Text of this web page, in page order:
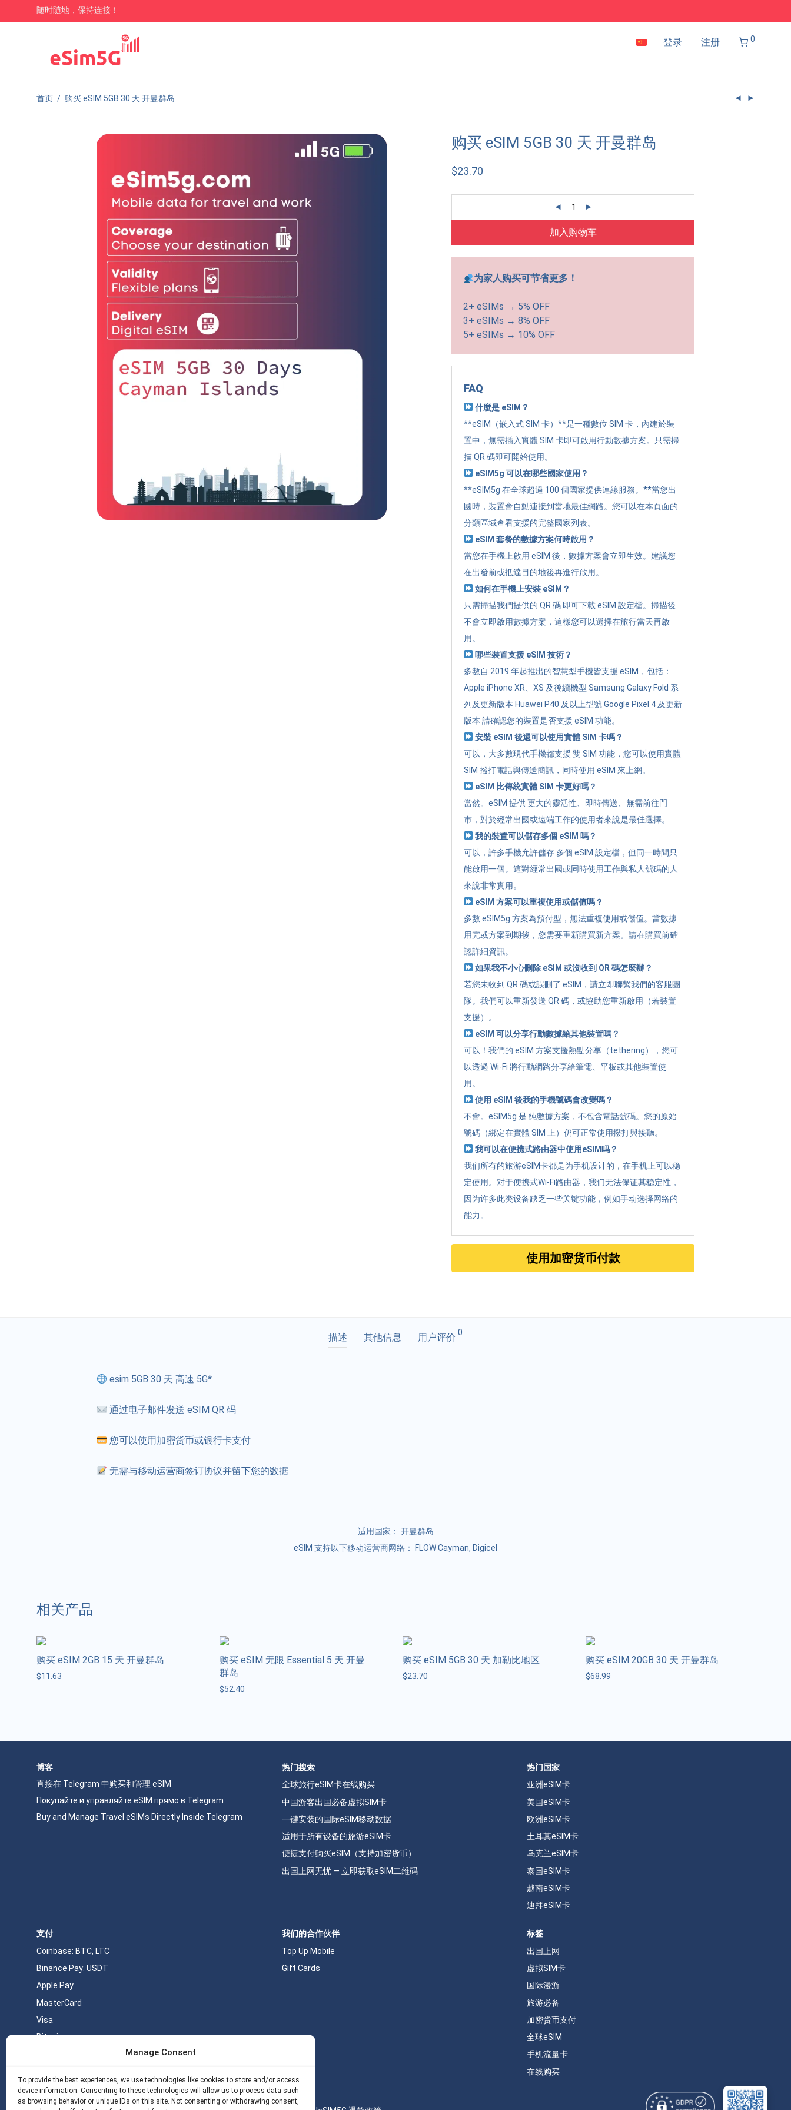
Manage Consent
To provide the best experiences, we use technologies like cookies to store and/or access
device information. Consenting to these technologies will allow us to process data such
as browsing behavior or unique IDs on this site. Not consenting or withdrawing consent,
随时随地，保持连接！
登录 注册 0
首页 / 购买 eSIM 5GB 30 天 开曼群岛
购买 eSIM 5GB 30 天 开曼群岛
$23.70
加入购物车
为家人购买可节省更多！
2+ eSIMs → 5% OFF
3+ eSIMs → 8% OFF
5+ eSIMs → 10% OFF
FAQ
什麼是 eSIM？
**eSIM（嵌入式 SIM 卡）**是一種數位 SIM 卡，內建於裝
置中，無需插入實體 SIM 卡即可啟用行動數據方案。只需掃
描 QR 碼即可開始使用。
eSIM5g 可以在哪些國家使用？
**eSIM5g 在全球超過 100 個國家提供連線服務。**當您出
國時，裝置會自動連接到當地最佳網路。您可以在本頁面的
分類區域查看支援的完整國家列表。
eSIM 套餐的數據方案何時啟用？
當您在手機上啟用 eSIM 後，數據方案會立即生效。建議您
在出發前或抵達目的地後再進行啟用。
如何在手機上安裝 eSIM？
只需掃描我們提供的 QR 碼 即可下載 eSIM 設定檔。掃描後
不會立即啟用數據方案，這樣您可以選擇在旅行當天再啟
用。
哪些裝置支援 eSIM 技術？
多數自 2019 年起推出的智慧型手機皆支援 eSIM，包括：
Apple iPhone XR、XS 及後續機型 Samsung Galaxy Fold 系
列及更新版本 Huawei P40 及以上型號 Google Pixel 4 及更新
版本 請確認您的裝置是否支援 eSIM 功能。
安裝 eSIM 後還可以使用實體 SIM 卡嗎？
可以，大多數現代手機都支援 雙 SIM 功能，您可以使用實體
SIM 撥打電話與傳送簡訊，同時使用 eSIM 來上網。
eSIM 比傳統實體 SIM 卡更好嗎？
當然。eSIM 提供 更大的靈活性、即時傳送、無需前往門
市，對於經常出國或遠端工作的使用者來說是最佳選擇。
我的裝置可以儲存多個 eSIM 嗎？
可以，許多手機允許儲存 多個 eSIM 設定檔，但同一時間只
能啟用一個。這對經常出國或同時使用工作與私人號碼的人
來說非常實用。
eSIM 方案可以重複使用或儲值嗎？
多數 eSIM5g 方案為預付型，無法重複使用或儲值。當數據
用完或方案到期後，您需要重新購買新方案。請在購買前確
認詳細資訊。
如果我不小心刪除 eSIM 或沒收到 QR 碼怎麼辦？
若您未收到 QR 碼或誤刪了 eSIM，請立即聯繫我們的客服團
隊。我們可以重新發送 QR 碼，或協助您重新啟用（若裝置
支援）。
eSIM 可以分享行動數據給其他裝置嗎？
可以！我們的 eSIM 方案支援熱點分享（tethering），您可
以透過 Wi-Fi 將行動網路分享給筆電、平板或其他裝置使
用。
使用 eSIM 後我的手機號碼會改變嗎？
不會。eSIM5g 是 純數據方案，不包含電話號碼。您的原始
號碼（綁定在實體 SIM 上）仍可正常使用撥打與接聽。
我可以在便携式路由器中使用eSIM吗？
我们所有的旅游eSIM卡都是为手机设计的，在手机上可以稳
定使用。对于便携式Wi-Fi路由器，我们无法保证其稳定性，
因为许多此类设备缺乏一些关键功能，例如手动选择网络的
能力。
使用加密货币付款
描述 其他信息 用户评价 0
esim 5GB 30 天 高速 5G*
通过电子邮件发送 eSIM QR 码
您可以使用加密货币或银行卡支付
无需与移动运营商签订协议并留下您的数据
适用国家： 开曼群岛
eSIM 支持以下移动运营商网络： FLOW Cayman, Digicel
相关产品
购买 eSIM 2GB 15 天 开曼群岛
$11.63
购买 eSIM 无限 Essential 5 天 开曼
群岛
$52.40
购买 eSIM 5GB 30 天 加勒比地区
$23.70
购买 eSIM 20GB 30 天 开曼群岛
$68.99
博客
直接在 Telegram 中购买和管理 eSIM
Покупайте и управляйте eSIM прямо в Telegram
Buy and Manage Travel eSIMs Directly Inside Telegram
热门搜索
全球旅行eSIM卡在线购买
中国游客出国必备虚拟SIM卡
一键安装的国际eSIM移动数据
适用于所有设备的旅游eSIM卡
便捷支付购买eSIM（支持加密货币）
出国上网无忧 — 立即获取eSIM二维码
热门国家
亚洲eSIM卡
美国eSIM卡
欧洲eSIM卡
土耳其eSIM卡
乌克兰eSIM卡
泰国eSIM卡
越南eSIM卡
迪拜eSIM卡
支付
Coinbase: BTC, LTC
Binance Pay: USDT
Apple Pay
MasterCard
Visa
Bitcoin
我们的合作伙伴
Top Up Mobile
Gift Cards
标签
出国上网
虚拟SIM卡
国际漫游
旅游必备
加密货币支付
全球eSIM
手机流量卡
在线购买